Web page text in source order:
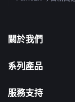
關於我們
系列產品
服務支持